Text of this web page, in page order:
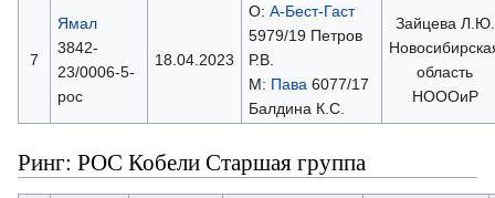
7
Ямал
3842-
23/0006-5-
рос
18.04.2023
О: А-Бест-Гаст
5979/19 Петров
Р.В.
М: Пава 6077/17
Балдина К.С.
Зайцева Л.Ю.
область
НОООиР
Ринг: РОС Кобели Старшая группа